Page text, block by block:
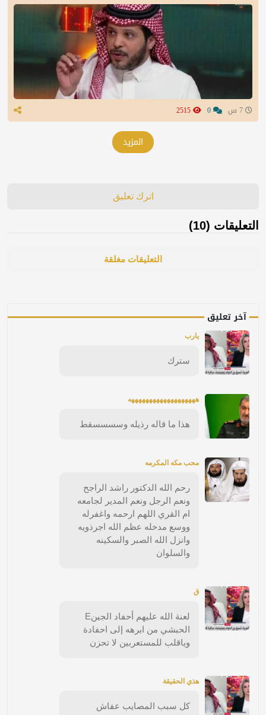
المزيد
اترك تعليق
التعليقات (10)
التعليقات مغلقة
آخر تعليق
يارب
سترك
هههههههههههههههههههه
هذا ما قاله رذيله وسسسسقط
محب مكه المكرمه
رحم الله الدكتور راشد الراجح
ونعم الرجل ونعم المدير لجامعه
ام القري اللهم ارحمه واغفرله
ووسع مدخله عظم الله اجرذويه
وانزل الله الصبر والسكينه
والسلوان
ق
لعنة الله عليهم أحفاد الجينE
الحبشي من ابرهه إلى احفادة
وياقلب للمستعربين لا تحزن
هذي الحقيقة
كل سبب المصايب عفاش